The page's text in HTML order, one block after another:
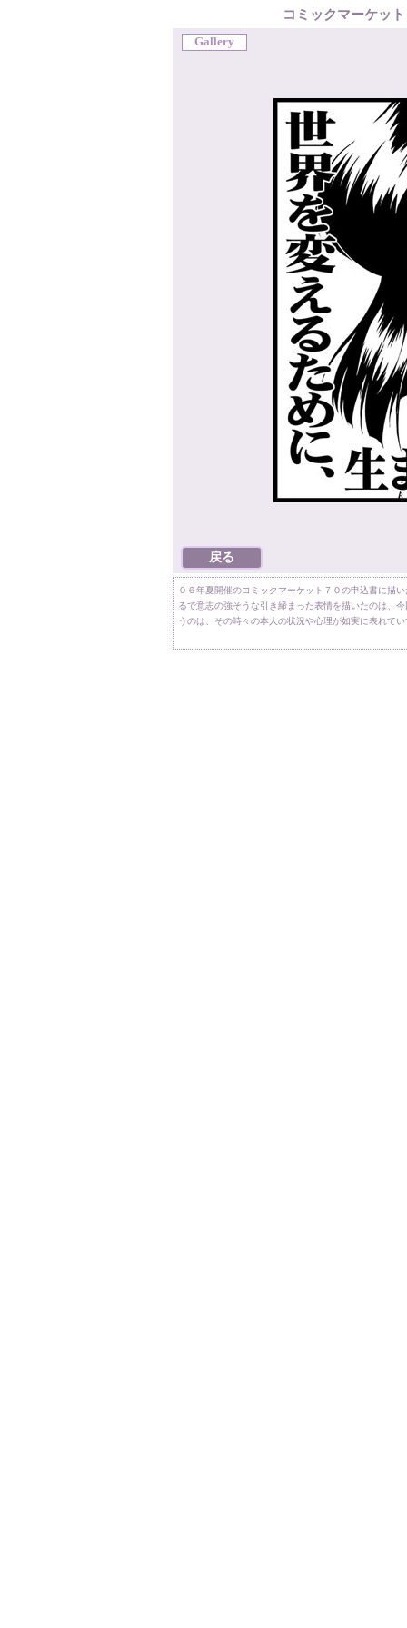
コミックマーケッ
Gallery
０６年夏開催のコミックマーケット７０の申込書に描
るで意志の強そうな引き締まった表情を描いたのは、
うのは、その時々の本人の状況や心理が如実に表れて